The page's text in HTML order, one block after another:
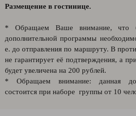
Размещение в гостинице.
* Обращаем Ваше внимание, что
дополнительной программы
е. до отправления по маршруту. В
не гарантирует её подтверждения, а
будет увеличена на 200 рублей.
* Обращаем внимание: данная
состоится при наборе группы от 10